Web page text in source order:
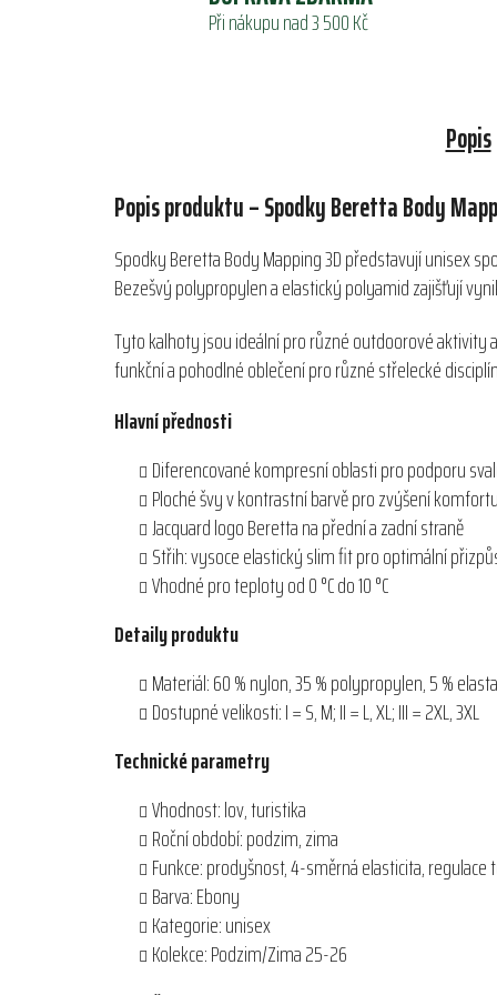
Při nákupu nad 3 500 Kč
Popis
Popis produktu – Spodky Beretta Body
Spodky Beretta Body Mapping 3D představují unisex
Bezešvý polypropylen a elastický polyamid zajišťují
Tyto kalhoty jsou ideální pro různé outdoorové aktivity
funkční a pohodlné oblečení pro různé střelecké
Hlavní přednosti
Diferencované kompresní oblasti pro podporu
Ploché švy v kontrastní barvě pro zvýšení komfortu
Jacquard logo Beretta na přední a zadní straně
Střih: vysoce elastický slim fit pro optimální
Vhodné pro teploty od 0 °C do 10 °C
Detaily produktu
Materiál: 60 % nylon, 35 % polypropylen, 5 %
Dostupné velikosti: I = S, M; II = L, XL; III = 2XL, 3XL
Technické parametry
Vhodnost: lov, turistika
Roční období: podzim, zima
Funkce: prodyšnost, 4-směrná elasticita,
Barva: Ebony
Kategorie: unisex
Kolekce: Podzim/Zima 25-26